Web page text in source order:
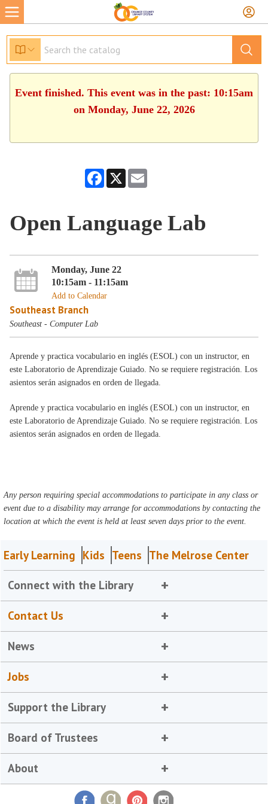
Event finished. This event was in the past: 10:15am
on Monday, June 22, 2026
Facebook
X
Open Language Lab
Monday, June 22
10:15am - 11:15am
Add to Calendar
Southeast Branch
Southeast - Computer Lab
Aprende y practica vocabulario en inglés (ESOL) con un instructor, en
este Laboratorio de Aprendizaje Guiado. No se requiere registración. Los
asientos serán asignados en orden de llegada.
Aprende y practica vocabulario en inglés (ESOL) con un instructor, en
este Laboratorio de Aprendizaje Guiado. No se requiere registración. Los
asientos serán asignados en orden de llegada.
Any person requiring special accommodations to participate in any class or
event due to a disability may arrange for accommodations by contacting the
location at which the event is held at least seven days prior to the event.
Early Learning Kids Teens The Melrose Center
Connect with the Library
Contact Us
News
Jobs
Support the Library
Board of Trustees
About